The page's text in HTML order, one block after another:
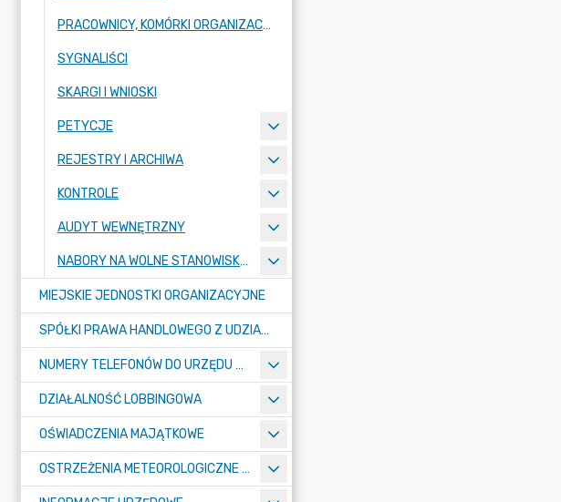
PRACOWNICY, KOMÓRKI ORGANIZACYJNE URZĘDU
SYGNALIŚCI
SKARGI I WNIOSKI
PETYCJE
REJESTRY I ARCHIWA
KONTROLE
AUDYT WEWNĘTRZNY
NABORY NA WOLNE STANOWISKA PRACY
MIEJSKIE JEDNOSTKI ORGANIZACYJNE
SPÓŁKI PRAWA HANDLOWEGO Z UDZIAŁEM GMINY
NUMERY TELEFONÓW DO URZĘDU MIASTA, MIEJSKICH JEDNOSTEK ORGANIZACYJNYCH ORAZ SPÓŁEK PRAWA HANDLOWEGO Z UDZIAŁEM GMINY
DZIAŁALNOŚĆ LOBBINGOWA
OŚWIADCZENIA MAJĄTKOWE
OSTRZEŻENIA METEOROLOGICZNE O ZŁYM STANIE POWIETRZA I INNE